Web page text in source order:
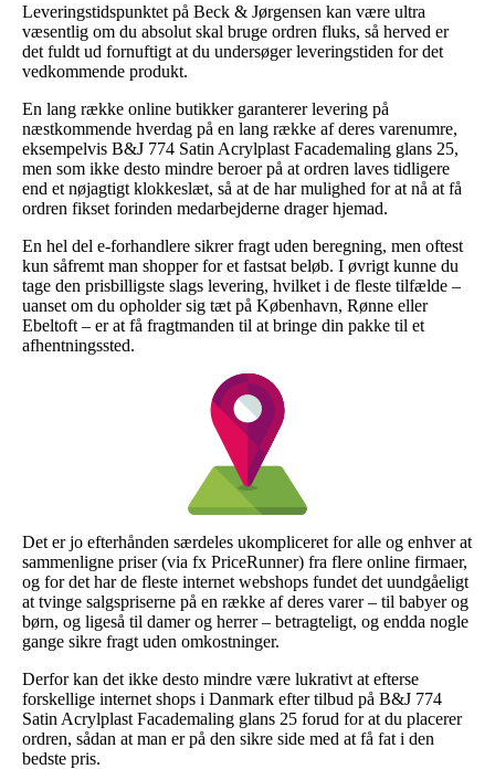
Leveringstidspunktet på Beck & Jørgensen kan være ultra
væsentlig om du absolut skal bruge ordren fluks, så herved er
det fuldt ud fornuftigt at du undersøger leveringstiden for det
vedkommende produkt.
En lang række online butikker garanterer levering på
næstkommende hverdag på en lang række af deres varenumre,
eksempelvis B&J 774 Satin Acrylplast Facademaling glans 25,
men som ikke desto mindre beroer på at ordren laves tidligere
end et nøjagtigt klokkeslæt, så at de har mulighed for at nå at få
ordren fikset forinden medarbejderne drager hjemad.
En hel del e-forhandlere sikrer fragt uden beregning, men oftest
kun såfremt man shopper for et fastsat beløb. I øvrigt kunne du
tage den prisbilligste slags levering, hvilket i de fleste tilfælde –
uanset om du opholder sig tæt på København, Rønne eller
Ebeltoft – er at få fragtmanden til at bringe din pakke til et
afhentningssted.
Det er jo efterhånden særdeles ukompliceret for alle og enhver at
sammenligne priser (via fx PriceRunner) fra flere online firmaer,
og for det har de fleste internet webshops fundet det uundgåeligt
at tvinge salgspriserne på en række af deres varer – til babyer og
børn, og ligeså til damer og herrer – betragteligt, og endda nogle
gange sikre fragt uden omkostninger.
Derfor kan det ikke desto mindre være lukrativt at efterse
forskellige internet shops i Danmark efter tilbud på B&J 774
Satin Acrylplast Facademaling glans 25 forud for at du placerer
ordren, sådan at man er på den sikre side med at få fat i den
bedste pris.